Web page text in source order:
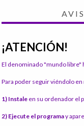
¡ATENCIÓN!
El denominado "mundo libre"
Para poder seguir viéndolo
1) Instale en su ordenador el
2) Ejecute el programay